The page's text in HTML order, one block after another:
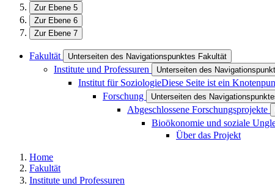
Zur Ebene 5
Zur Ebene 6
Zur Ebene 7
Fakultät Unterseiten des Navigationspunktes Fakultät
Institute und Professuren Unterseiten des
Institut für SoziologieDiese Seite ist ein
Forschung Unterseiten des
Abgeschlossene Forschungsprojekte
Bioökonomie und soziale
Über das Projekt
Home
Fakultät
Institute und Professuren